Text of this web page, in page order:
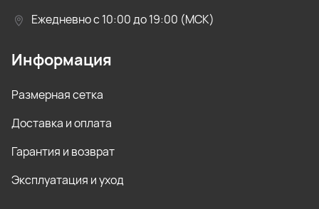
Ежедневно с 10:00 до 19:00 (МСК)
Информация
Размерная сетка
Доставка и оплата
Гарантия и возврат
Эксплуатация и уход